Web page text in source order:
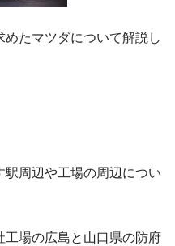
たマツダについて解説し
周辺や工場の周辺につい
工場の広島と山口県の防府